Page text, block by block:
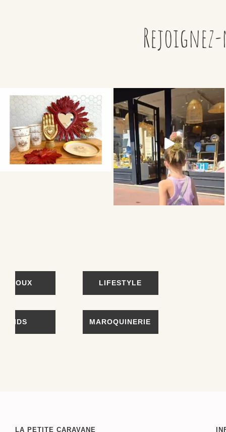
BIJOUX LIFESTYLE
KIDS MAROQUINERIE
LA PETITE CARAVANE